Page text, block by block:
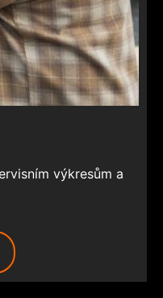
výkresům a